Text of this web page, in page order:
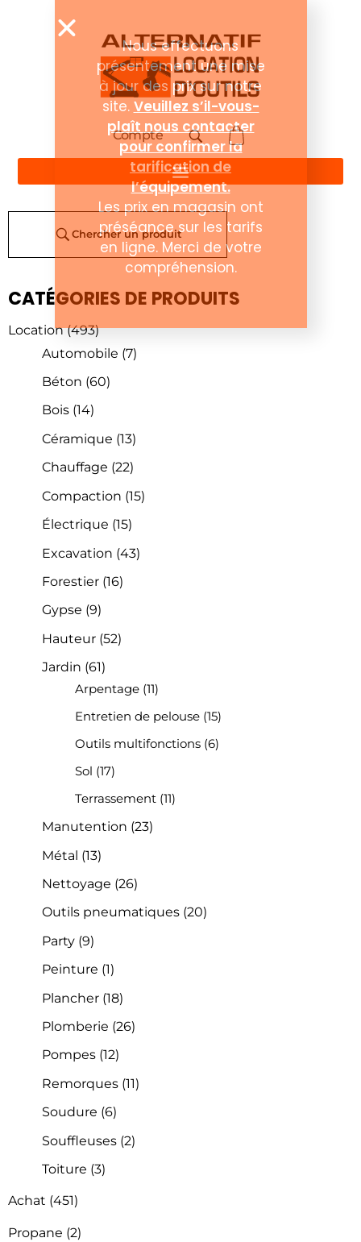
Compte
Chercher un produit
CATÉGORIES DE PRODUITS
Location (493)
Automobile (7)
Béton (60)
Bois (14)
Céramique (13)
Chauffage (22)
Compaction (15)
Électrique (15)
Excavation (43)
Forestier (16)
Gypse (9)
Hauteur (52)
Jardin (61)
Arpentage (11)
Entretien de pelouse (15)
Outils multifonctions (6)
Sol (17)
Terrassement (11)
Manutention (23)
Métal (13)
Nettoyage (26)
Outils pneumatiques (20)
Party (9)
Peinture (1)
Plancher (18)
Plomberie (26)
Pompes (12)
Remorques (11)
Soudure (6)
Souffleuses (2)
Toiture (3)
Achat (451)
Propane (2)